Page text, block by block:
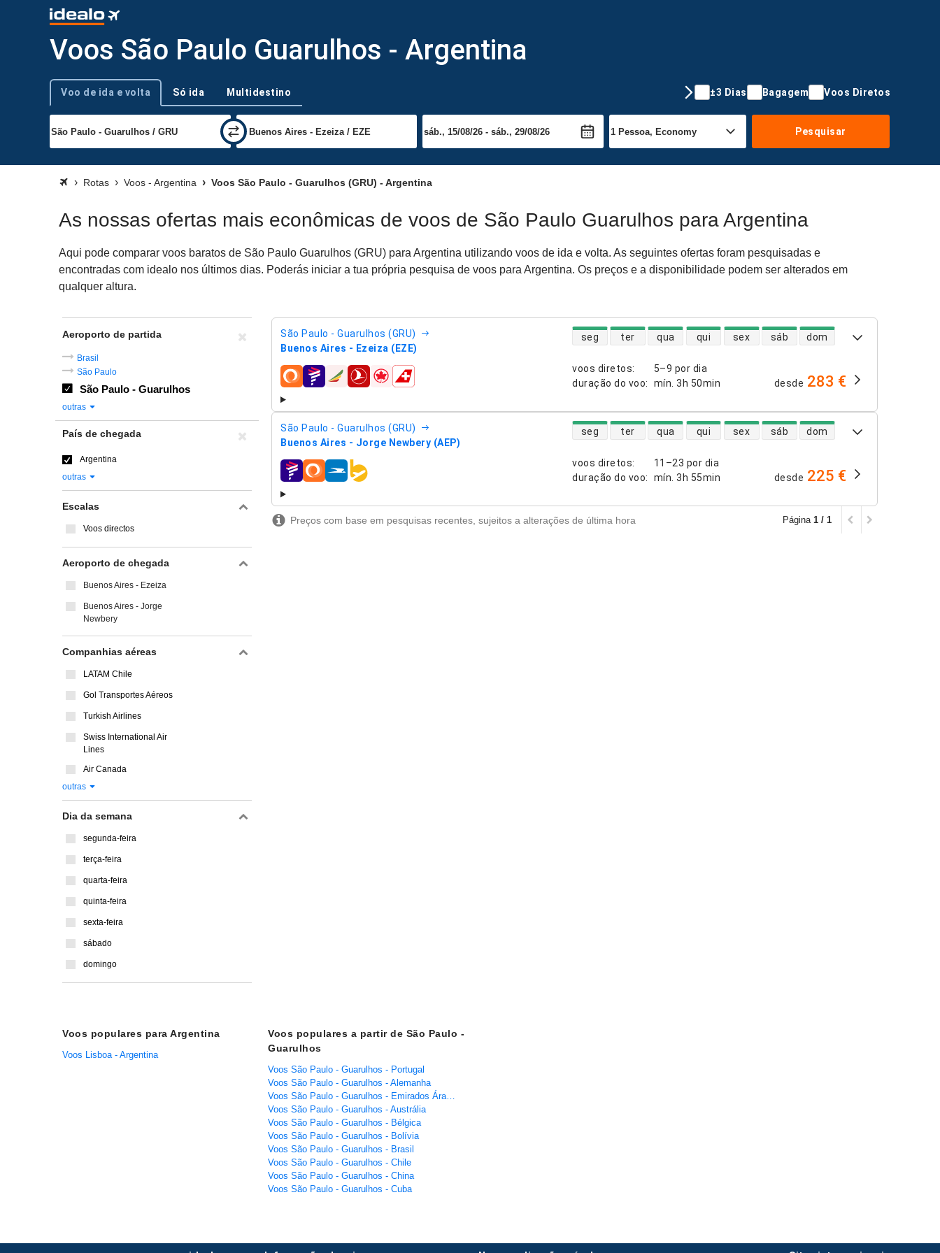
Voos São Paulo Guarulhos - Argentina
Tipo de viagem
Voo de ida e volta Só ida Multidestino ±3 Dias Bagagem Voos Diretos
Pesquisar
Rotas Voos - Argentina Voos São Paulo - Guarulhos (GRU) - Argentina
As nossas ofertas mais econômicas de voos de São Paulo Guarulhos para Argentina
Aqui pode comparar voos baratos de São Paulo Guarulhos (GRU) para Argentina utilizando voos de ida e volta. As seguintes ofertas foram pesquisadas e
encontradas com idealo nos últimos dias. Poderás iniciar a tua própria pesquisa de voos para Argentina. Os preços e a disponibilidade podem ser alterados em
qualquer altura.
São Paulo - Guarulhos (GRU)
Buenos Aires - Ezeiza (EZE)
voos diretos:
5–9 por dia
duração do voo: mín. 3h 50min
disponibilidade de voos diretos
seg ter qua qui sex sáb dom
companhias aéreas desde 283 €
São Paulo - Guarulhos (GRU)
Buenos Aires - Jorge Newbery (AEP)
voos diretos:
11–23 por dia
duração do voo: mín. 3h 55min
disponibilidade de voos diretos
seg ter qua qui sex sáb dom
companhias aéreas desde 225 €
Preços com base em pesquisas recentes, sujeitos a alterações de última hora Página 1 / 1
Aeroporto de partida
Brasil
São Paulo
São Paulo - Guarulhos
outras
País de chegada
Argentina
outras
Escalas
Voos directos
Aeroporto de chegada
Buenos Aires - Ezeiza
Buenos Aires - Jorge
Newbery
Companhias aéreas
LATAM Chile
Gol Transportes Aéreos
Turkish Airlines
Swiss International Air
Lines
Air Canada
outras
Dia da semana
segunda-feira
terça-feira
quarta-feira
quinta-feira
sexta-feira
sábado
domingo
Voos populares para Argentina
Voos Lisboa - Argentina
Voos populares a partir de São Paulo -
Guarulhos
Voos São Paulo - Guarulhos - Portugal
Voos São Paulo - Guarulhos - Alemanha
Voos São Paulo - Guarulhos - Emirados Árabes Unidos
Voos São Paulo - Guarulhos - Austrália
Voos São Paulo - Guarulhos - Bélgica
Voos São Paulo - Guarulhos - Bolívia
Voos São Paulo - Guarulhos - Brasil
Voos São Paulo - Guarulhos - Chile
Voos São Paulo - Guarulhos - China
Voos São Paulo - Guarulhos - Cuba